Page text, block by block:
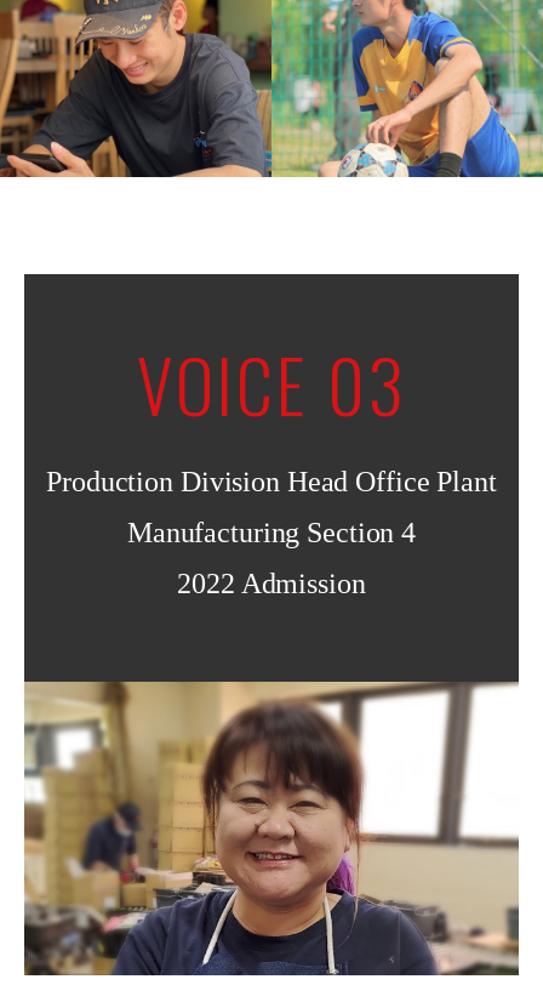
VOICE 03
Production Division Head Office Plant
Manufacturing Section 4
2022 Admission